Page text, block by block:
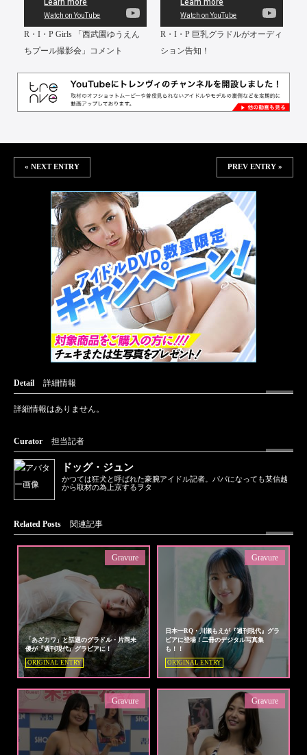
R・I・P Girls 「西武園ゆうえん
ちプール撮影会」コメント
R・I・P 巨乳グラドルがオーディ
ション告知！
« NEXT ENTRY PREV ENTRY »
Detail 詳細情報
詳細情報はありません。
Curator 担当記者
ドッグ・ジュン
かつては狂犬と呼ばれた豪腕アイドル記者。パパになっても某信越
から取材の為上京するヲタ
Related Posts 関連記事
「あざカワ」と話題のグラドル・片岡未
優が『週刊現代』グラビアに！
ORIGINAL ENTRY
Gravure
日本一RQ・川瀬もえが『週刊現代』グラ
ビアに登場！二冊のデジタル写真集
も！！
ORIGINAL ENTRY
Gravure
Gravure Gravure